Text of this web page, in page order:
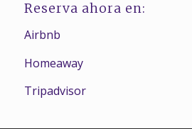
Reserva ahora en:
Airbnb
Homeaway
Tripadvisor